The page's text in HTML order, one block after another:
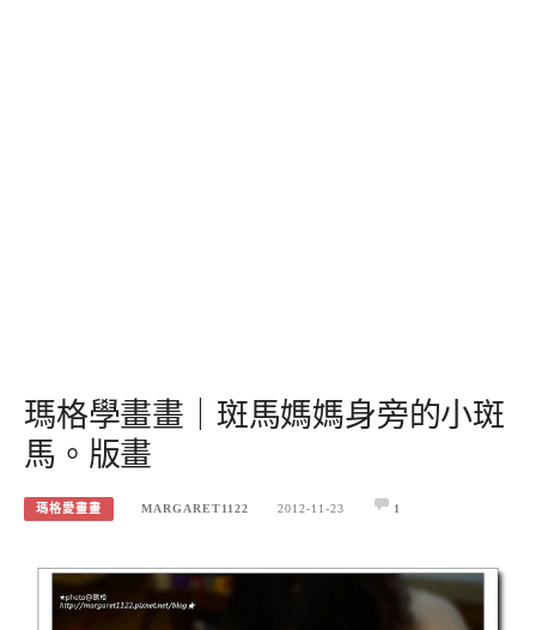
瑪格學畫畫｜斑馬媽媽身旁的小斑
馬。版畫
瑪格愛畫畫 MARGARET1122 2012-11-23 1